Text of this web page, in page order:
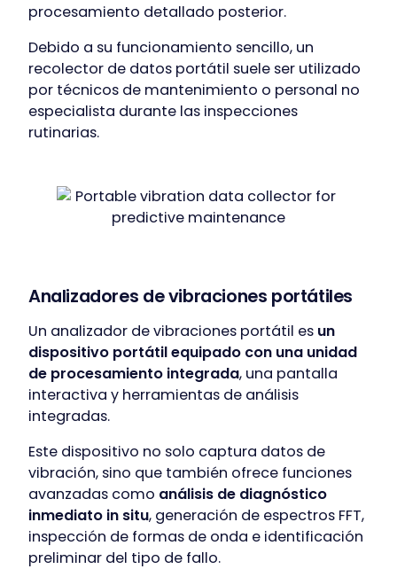
procesamiento detallado posterior.
Debido a su funcionamiento sencillo, un
recolector de datos portátil suele ser utilizado
por técnicos de mantenimiento o personal no
especialista durante las inspecciones
rutinarias.
Analizadores de vibraciones portátiles
Un analizador de vibraciones portátil es un
dispositivo portátil equipado con una unidad
de procesamiento integrada, una pantalla
interactiva y herramientas de análisis
integradas.
Este dispositivo no solo captura datos de
vibración, sino que también ofrece funciones
avanzadas como análisis de diagnóstico
inmediato in situ, generación de espectros FFT,
inspección de formas de onda e identificación
preliminar del tipo de fallo.